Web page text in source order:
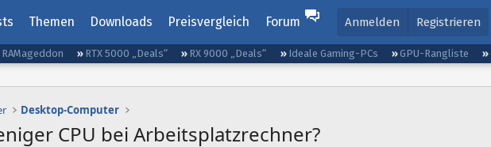
Themen Downloads Preisvergleich Forum Anmelden Registrieren
RAMageddon RTX 5000 „Deals“ RX 9000 „Deals“ Ideale Gaming-PCs GPU-Rangliste
Desktop-Computer
CPU bei Arbeitsplatzrechner?